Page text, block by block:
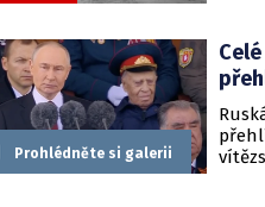
na
Prohlédněte si galerii